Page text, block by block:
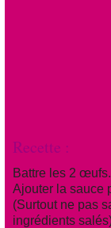
Recette :
Battre les 2 œufs.
Ajouter la sauce
(Surtout ne pas
ingrédients